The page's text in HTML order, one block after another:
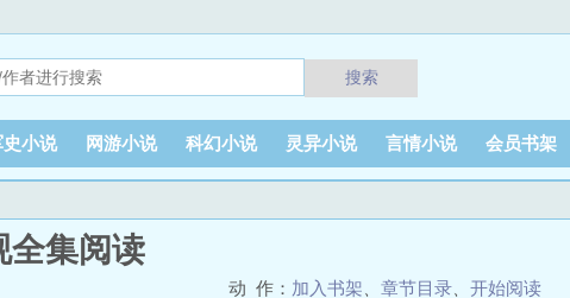
搜索
史小说 网游小说 科幻小说 灵异小说 言情小说 会员书架
全集阅读
动 作： 加入书架 章节目录
开始阅读